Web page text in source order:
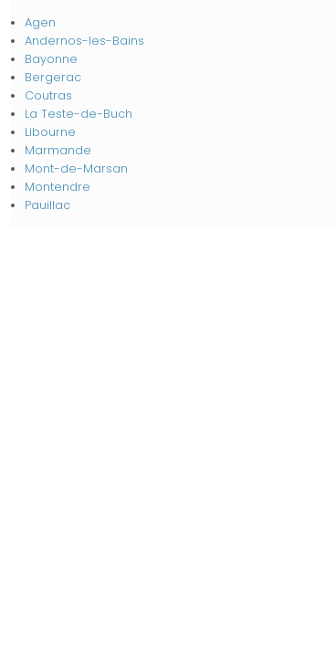
Agen
Andernos-les-Bains
Bayonne
Bergerac
Coutras
La Teste-de-Buch
Libourne
Marmande
Mont-de-Marsan
Montendre
Pauillac